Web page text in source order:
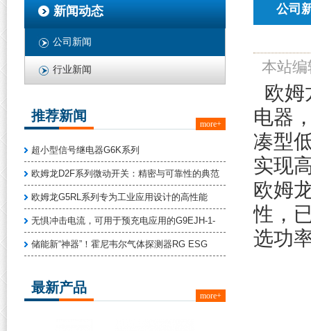
新闻动态
公司新闻
行业新闻
推荐新闻
more+
超小型信号继电器G6K系列
欧姆龙D2F系列微动开关：精密与可靠性的典范
欧姆龙G5RL系列专为工业应用设计的高性能
无惧冲击电流，可用于预充电应用的G9EJH-1-
储能新“神器”！霍尼韦尔气体探测器RG ESG
最新产品
more+
公司
本站
欧姆
电器
凑型
实现
欧姆
性，
选功